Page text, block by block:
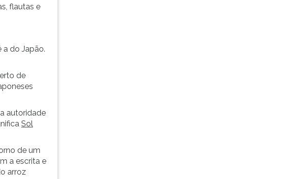
flautas e
do Japão.
de
autoridade
Sol
de um
a escrita e
arroz